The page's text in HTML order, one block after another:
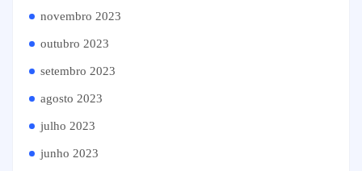
novembro 2023
outubro 2023
setembro 2023
agosto 2023
julho 2023
junho 2023